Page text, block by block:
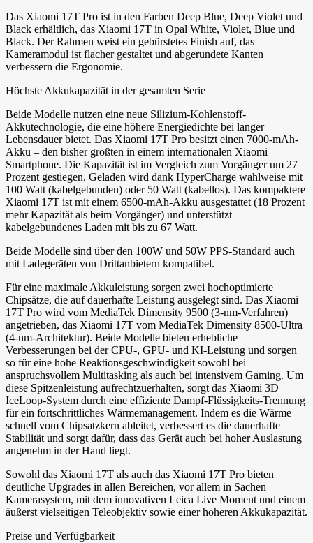
Das Xiaomi 17T Pro ist in den Farben Deep Blue, Deep Violet und
Black erhältlich, das Xiaomi 17T in Opal White, Violet, Blue und
Black. Der Rahmen weist ein gebürstetes Finish auf, das
Kameramodul ist flacher gestaltet und abgerundete Kanten
verbessern die Ergonomie.
Höchste Akkukapazität in der gesamten Serie
Beide Modelle nutzen eine neue Silizium-Kohlenstoff-
Akkutechnologie, die eine höhere Energiedichte bei langer
Lebensdauer bietet. Das Xiaomi 17T Pro besitzt einen 7000-mAh-
Akku – den bisher größten in einem internationalen Xiaomi
Smartphone. Die Kapazität ist im Vergleich zum Vorgänger um 27
Prozent gestiegen. Geladen wird dank HyperCharge wahlweise mit
100 Watt (kabelgebunden) oder 50 Watt (kabellos). Das kompaktere
Xiaomi 17T ist mit einem 6500-mAh-Akku ausgestattet (18 Prozent
mehr Kapazität als beim Vorgänger) und unterstützt
kabelgebundenes Laden mit bis zu 67 Watt.
Beide Modelle sind über den 100W und 50W PPS-Standard auch
mit Ladegeräten von Drittanbietern kompatibel.
Für eine maximale Akkuleistung sorgen zwei hochoptimierte
Chipsätze, die auf dauerhafte Leistung ausgelegt sind. Das Xiaomi
17T Pro wird vom MediaTek Dimensity 9500 (3-nm-Verfahren)
angetrieben, das Xiaomi 17T vom MediaTek Dimensity 8500-Ultra
(4-nm-Architektur). Beide Modelle bieten erhebliche
Verbesserungen bei der CPU-, GPU- und KI-Leistung und sorgen
so für eine hohe Reaktionsgeschwindigkeit sowohl bei
anspruchsvollem Multitasking als auch bei intensivem Gaming. Um
diese Spitzenleistung aufrechtzuerhalten, sorgt das Xiaomi 3D
IceLoop-System durch eine effiziente Dampf-Flüssigkeits-Trennung
für ein fortschrittliches Wärmemanagement. Indem es die Wärme
schnell vom Chipsatzkern ableitet, verbessert es die dauerhafte
Stabilität und sorgt dafür, dass das Gerät auch bei hoher Auslastung
angenehm in der Hand liegt.
Sowohl das Xiaomi 17T als auch das Xiaomi 17T Pro bieten
deutliche Upgrades in allen Bereichen, vor allem in Sachen
Kamerasystem, mit dem innovativen Leica Live Moment und einem
äußerst vielseitigen Teleobjektiv sowie einer höheren Akkukapazität.
Preise und Verfügbarkeit